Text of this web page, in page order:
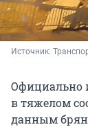
Источник:
Официально
в тяжелом
данным